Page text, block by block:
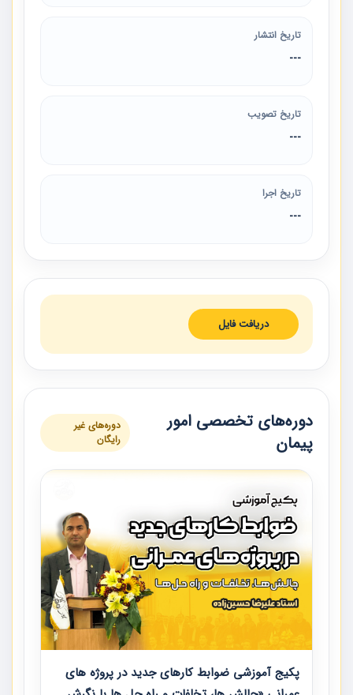
تاریخ انتشار
---
تاریخ تصویب
---
تاریخ اجرا
---
دریافت فایل
دوره‌های تخصصی امور
پیمان
دوره‌های غیر
رایگان
پکیج آموزشی ضوابط کارهای جدید در پروژه های